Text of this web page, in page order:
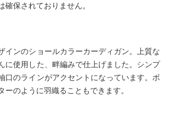
保されておりません。
インのショールカラーカーディガン。上質な
に使用した、畔編みで仕上げました。シンプ
口のラインがアクセントになっています。ボ
ーのように羽織ることもできます。